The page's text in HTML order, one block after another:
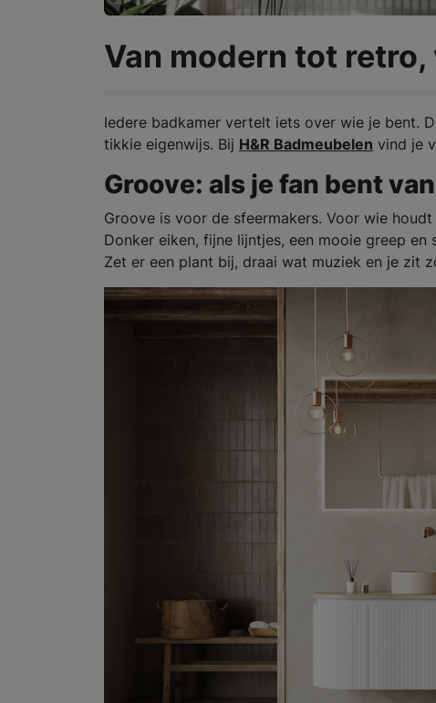
Van modern tot
Iedere badkamer vertelt iets over wie je bent.
tikkie eigenwijs. Bij H&R Badmeubelen vind je
Groove: als je fan bent
Groove is voor de sfeermakers. Voor wie
Donker eiken, fijne lijntjes, een mooie greep
Zet er een plant bij, draai wat muziek en je zit